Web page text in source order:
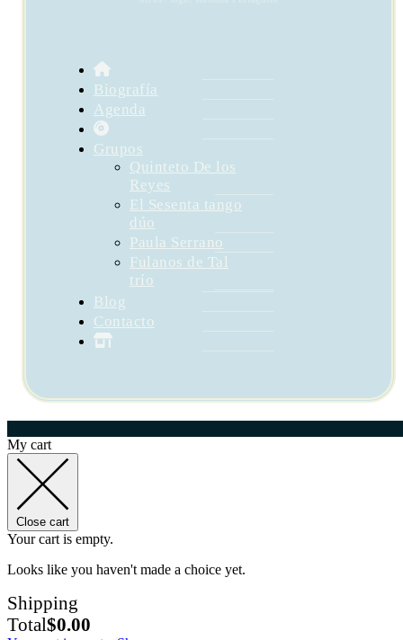
Biografía
Agenda
Grupos
Quinteto De los
Reyes
El Sesenta tango
dúo
Paula Serrano
Fulanos de Tal
trío
Blog
Contacto
My cart
Close cart
Your cart is empty.
Looks like you haven't made a choice yet.
Shipping
Total$0.00